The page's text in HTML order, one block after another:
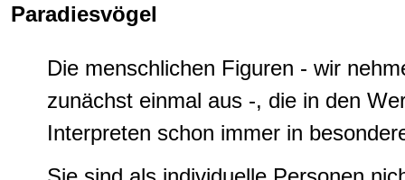
Paradiesvögel
Die menschlichen Figuren - wir
zunächst einmal aus -, die in den
Interpreten schon immer in